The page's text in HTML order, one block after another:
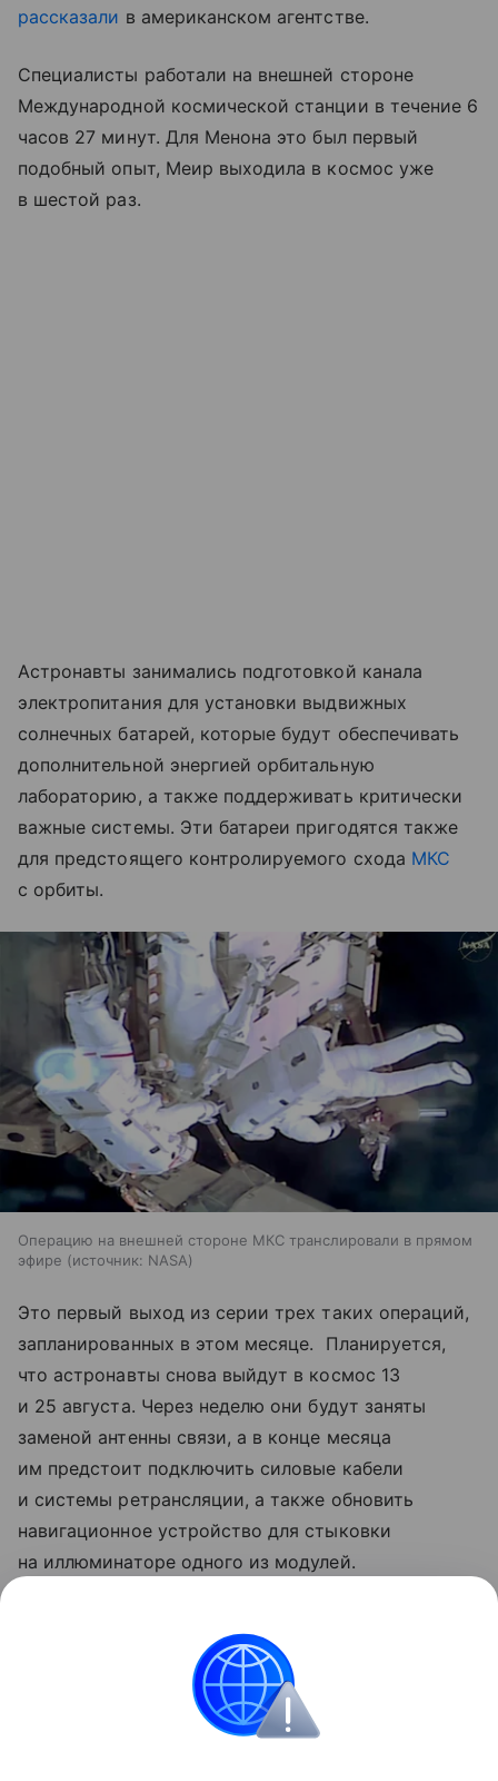
рассказали в американском агентстве.
Специалисты работали на внешней стороне
Международной космической станции в течение 6
часов 27 минут. Для Менона это был первый
подобный опыт, Меир выходила в космос уже
в шестой раз.
Астронавты занимались подготовкой канала
электропитания для установки выдвижных
солнечных батарей, которые будут обеспечивать
дополнительной энергией орбитальную
лабораторию, а также поддерживать критически
важные системы. Эти батареи пригодятся также
для предстоящего контролируемого схода МКС
с орбиты.
Операцию на внешней стороне МКС транслировали в прямом
эфире
источник: NASA
Это первый выход из серии трех таких операций,
запланированных в этом месяце. Планируется,
что астронавты снова выйдут в космос 13
и 25 августа. Через неделю они будут заняты
заменой антенны связи, а в конце месяца
им предстоит подключить силовые кабели
и системы ретрансляции, а также обновить
навигационное устройство для стыковки
на иллюминаторе одного из модулей.
и «Роскосмос» продлят действия соглашения
о совместных полетах на МКС.